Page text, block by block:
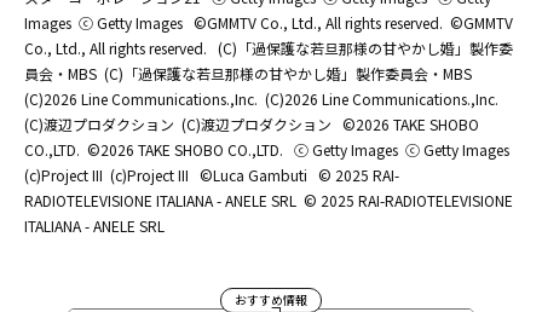
Images ⓒ Getty Images ©GMMTV Co., Ltd., All rights reserved. ©GMMTV
Co., Ltd., All rights reserved. (C)「過保護な若旦那様の甘やかし婚」製作委
員会・MBS (C)「過保護な若旦那様の甘やかし婚」製作委員会・MBS
(C)2026 Line Communications.,Inc. (C)2026 Line Communications.,Inc.
(C)渡辺プロダクション (C)渡辺プロダクション ©2026 TAKE SHOBO
CO.,LTD. ©2026 TAKE SHOBO CO.,LTD. ⓒ Getty Images ⓒ Getty Images
(c)Project III (c)Project III ©Luca Gambuti © 2025 RAI-
RADIOTELEVISIONE ITALIANA - ANELE SRL © 2025 RAI-RADIOTELEVISIONE
ITALIANA - ANELE SRL
おすすめ情報